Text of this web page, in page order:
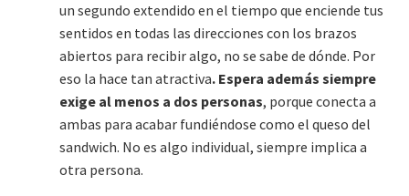
un segundo extendido en el tiempo que enciende tus
sentidos en todas las direcciones con los brazos
abiertos para recibir algo, no se sabe de dónde. Por
eso la hace tan atractiva. Espera además siempre
exige al menos a dos personas, porque conecta a
ambas para acabar fundiéndose como el queso del
sandwich. No es algo individual, siempre implica a
otra persona.